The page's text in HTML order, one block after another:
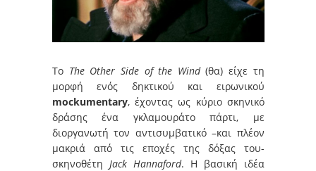
Το The Other Side of the Wind(θα) είχε τη
μορφή ενός δηκτικού και ειρωνικού
mockumentary, έχοντας ως κύριο σκηνικό
δράσης ένα γκλαμουράτο πάρτι, με
διοργανωτή τον αντισυμβατικό –και πλέον
μακριά από τις εποχές της δόξας του-
σκηνοθέτη Jack Hannaford. Η βασική ιδέα